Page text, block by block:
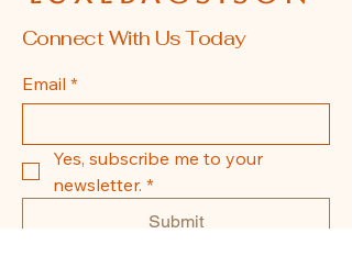
Connect With Us Today
Email *
Yes, subscribe me to your
newsletter. *
Submit